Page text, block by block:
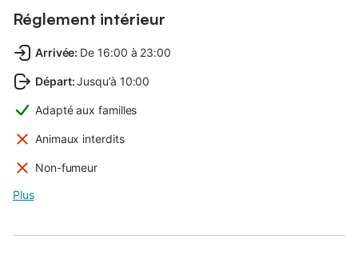
Réglement intérieur
Arrivée: De 16:00 à 23:00
Départ:Jusqu’à 10:00
Adapté aux familles
Animaux interdits
Non-fumeur
Plus